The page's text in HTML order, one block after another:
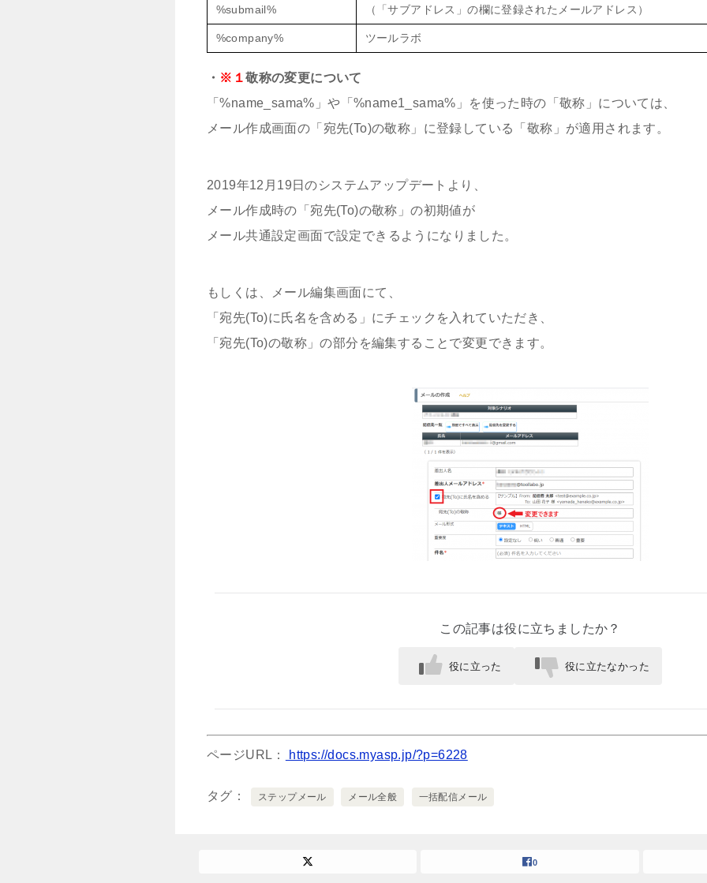
%submail% （「サブアドレス」の欄に登録されたメールアドレス）
%company% ツールラボ
・ ※１敬称の変更について
「%name_sama%」や「%name1_sama%」を使った時の「敬称」については、
メール作成画面の「宛先(To)の敬称」に登録している「敬称」が適用されます。
2019年12月19日のシステムアップデートより、
メール作成時の「宛先(To)の敬称」の初期値が
メール共通設定画面で設定できるようになりました。
もしくは、メール編集画面にて、
「宛先(To)に氏名を含める」にチェックを入れていただき、
「宛先(To)の敬称」の部分を編集することで変更できます。
この記事は役に立ちましたか？
役に立った 役に立たなかった
ページURL： https://docs.myasp.jp/?p=6228
タグ ステップメール メール全般 一括配信メール
0